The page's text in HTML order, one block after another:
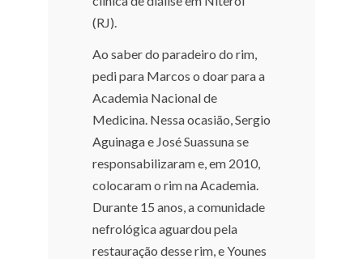
(RJ).
Ao saber do paradeiro do rim,
pedi para Marcos o doar para a
Academia Nacional de
Medicina. Nessa ocasião, Sergio
Aguinaga e José Suassuna se
responsabilizaram e, em 2010,
colocaram o rim na Academia.
Durante 15 anos, a comunidade
nefrológica aguardou pela
restauração desse rim, e Younes